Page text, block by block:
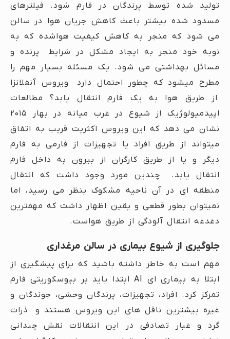
تولید شده توسط پرندگان در فارم شود. فیلترهای
مسدود شده بیشتر باعث کاهش جریان هوا در سالن
می شود که منجر به کاهش کیفیت هواشده که به
نوبه خود منجر به ایجاد مشکل در شرایط پرنده و
مسائل بهداشتی می شود. یک مسئله بسیار مهم را
مطرح میشود که چطور احتمال دارد ویروس آنفلانزا
از طریق هوا به یک فارم انتقال یابد؟ مطالعات
اپیدمیولوژیک از شیوع در غرب میانه در بهار ۲۰۱۵
نشان می دهد که این ویروس اکثریت قریب به اتفاق
میتواند از طریق افراد یا تجهیزات از فارمی به فارم
دیگر و یا از طریق کارگران از بیرون به داخل فارم
انتقال یابد. چندین مورد وجود داشت که انتقال
منطقه ای در آن ناحیه مشکوک بنظر می رسید، اما
نمیتوان بطور قطعی و یقین اظهار داشت که مهمترین
دغدغه انتقال آلودگی از طریق هواست.
جلوگیری از شیوع بیماری در سالن مرغداری
مهم است به خاطر داشته باشید که برای پیشگیری از
ابتلا به بیماری ای AI ابتدا باید بر بیوسکوریتی فارم
تمرکز کرد. افراد، تجهیزات، پرندگان وحشی، جوندگان و
غیره بیشترین ناقل های این ویروس هستند و ذرات
گرد و غبار تصادفی در این انتقالات نقش چندانی